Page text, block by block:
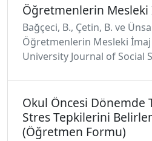
Öğretmenlerin Mesleki
Bağçeci, B., Çetin, B. ve
Öğretmenlerin Mesleki
University Journal of Social
Okul Öncesi Dönemde
Stres Tepkilerini
(Öğretmen Formu)